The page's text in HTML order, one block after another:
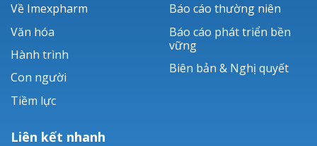
Về Imexpharm
Văn hóa
Hành trình
Con người
Tiềm lực
Báo cáo thường niên
Báo cáo phát triển bền
vững
Biên bản & Nghị quyết
Liên kết nhanh